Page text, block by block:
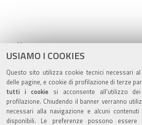
USIAMO I COOKIES
Questo sito utilizza cookie tecnici necessari
delle pagine, e cookie di profilazione di terze
tutti i cookiesi acconsente all’utilizzo
profilazione. Chiudendo il banner verranno
necessari alla navigazione e alcuni
disponibili. Le preferenze possono essere
documento
pubblicato il07/11/2018—
ultima modifica 08/02/2019
archiviato sotto: bandi-di-gara